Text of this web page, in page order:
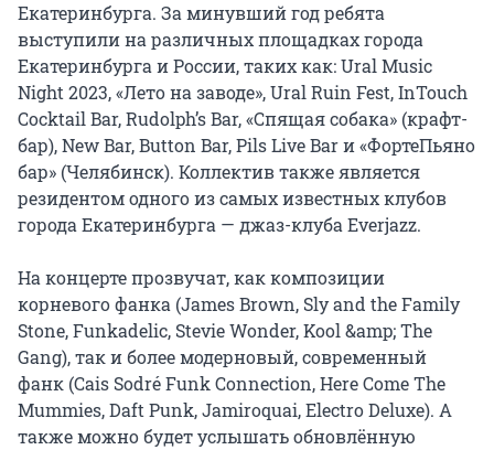
Екатеринбурга. За минувший год ребята
выступили на различных площадках города
Екатеринбурга и России, таких как: Ural Music
Night 2023, «Лето на заводе», Ural Ruin Fest, InTouch
Cocktail Bar, Rudolph’s Bar, «Спящая собака» (крафт-
бар), New Bar, Button Bar, Pils Live Bar и «ФортеПьяно
бар» (Челябинск). Коллектив также является
резидентом одного из самых известных клубов
города Екатеринбурга — джаз-клуба Everjazz.
На концерте прозвучат, как композиции
корневого фанка (James Brown, Sly and the Family
Stone, Funkadelic, Stevie Wonder, Kool &amp; The
Gang), так и более модерновый, современный
фанк (Cais Sodré Funk Connection, Here Come The
Mummies, Daft Punk, Jamiroquai, Electro Deluxe). А
также можно будет услышать обновлённую